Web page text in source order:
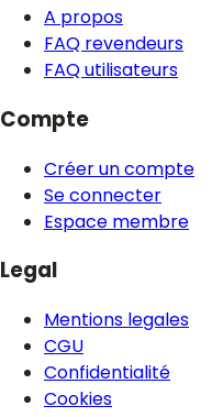
A propos
FAQ revendeurs
FAQ utilisateurs
Compte
Créer un compte
Se connecter
Espace membre
Legal
Mentions legales
CGU
Confidentialité
Cookies